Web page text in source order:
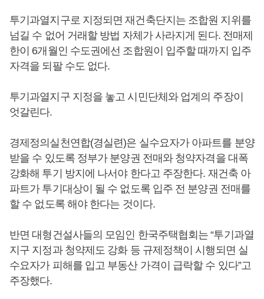
투기과열지구로 지정되면 재건축단지는 조합원 지위를
넘길 수 없어 거래할 방법 자체가 사라지게 된다. 전매제
한이 6개월인 수도권에선 조합원이 입주할 때까지 입주
자격을 되팔 수도 없다.
투기과열지구 지정을 놓고 시민단체와 업계의 주장이
엇갈린다.
경제정의실천연합(경실련)은 실수요자가 아파트를 분양
받을 수 있도록 정부가 분양권 전매와 청약자격을 대폭
강화해 투기 방지에 나서야 한다고 주장한다. 재건축 아
파트가 투기대상이 될 수 없도록 입주 전 분양권 전매를
할 수 없도록 해야 한다는 것이다.
반면 대형건설사들의 모임인 한국주택협회는 “투기과열
지구 지정과 청약제도 강화 등 규제정책이 시행되면 실
수요자가 피해를 입고 부동산 가격이 급락할 수 있다”고
주장했다.